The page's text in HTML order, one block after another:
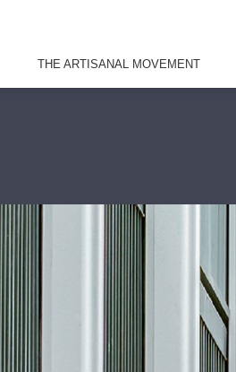
THE ARTISANAL MOVEMENT